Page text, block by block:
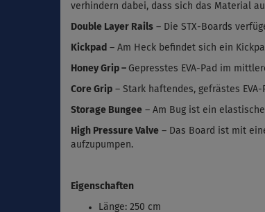
verhindern dabei, dass sich das Material
Double Layer Rails – Die STX-Boards
Kickpad – Am Heck befindet sich ein
Honey Grip – Gepresstes EVA-Pad im
Core Grip – Stark haftendes, gefrästes
Storage Bungee – Am Bug ist ein
High Pressure Valve – Das Board ist mit
aufzupumpen.
Eigenschaften
Länge: 250 cm